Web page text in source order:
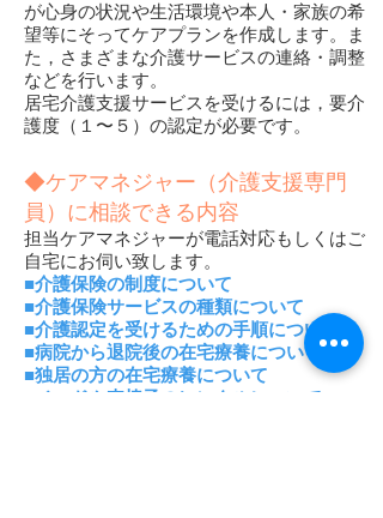
が心身の状況や生活環境や本人・家族の希
望等にそってケアプランを作成します。ま
た，さまざまな介護サービスの連絡・調整
などを行います。
居宅介護支援サービスを受けるには，要介
護度（１〜５）の認定が必要です。
◆ケアマネジャー（介護支援専門
員）に相談できる内容
担当ケアマネジャーが電話対応もしくはご
自宅にお伺い致します。
■介護保険の制度について
■介護保険サービスの種類について
■介護認定を受けるための手順について
■病院から退院後の在宅療養について
■独居の方の在宅療養について
■ベッドや車椅子のレンタルについて